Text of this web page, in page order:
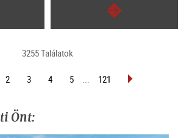
Tovább
3255 Találatok
2 3 4 5 ... 121 Lapozás
Önt: